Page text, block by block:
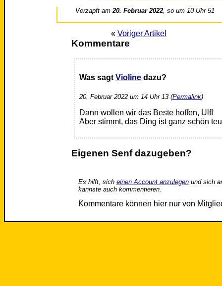
Verzapft am20. Februar 2022 , so um 10 Uhr 51
« Voriger Artikel
Kommentare
Was sagt Violinedazu?
20. Februar 2022 um 14 Uhr 13 (Permalink)
Dann wollen wir das Beste hoffen, Ulf!
Aber stimmt, das Ding ist ganz schön
Eigenen Senf dazugeben?
Es hilft, sich einen Account anzulegenund sich
kannste auch kommentieren.
Kommentare können hier nur von